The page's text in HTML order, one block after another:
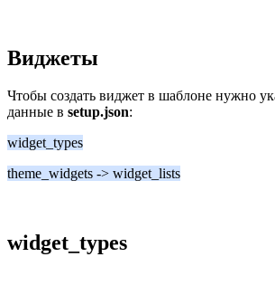
Виджеты
Чтобы создать виджет в шаблоне нужно
данные в setup.json:
widget_types
theme_widgets -> widget_lists
widget_types